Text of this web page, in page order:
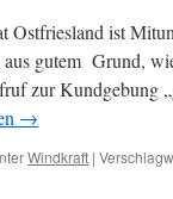
Ostfriesland ist
gutem Grund,
zur Kundgebung
→
Windkraft |